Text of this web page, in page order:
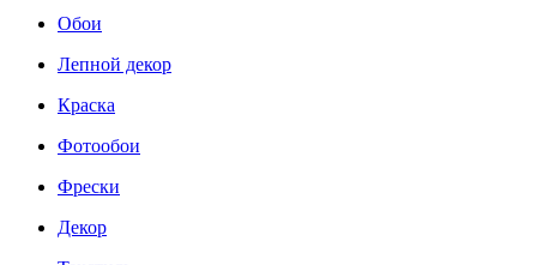
Обои
Лепной декор
Краска
Фотообои
Фрески
Декор